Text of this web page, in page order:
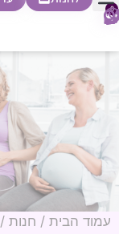
0
עמוד הבית / חנות